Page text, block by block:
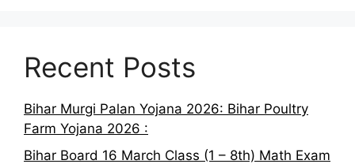
Recent Posts
Bihar Murgi Palan Yojana 2026: Bihar Poultry
Farm Yojana 2026 :
Bihar Board 16 March Class (1 – 8th) Math Exam